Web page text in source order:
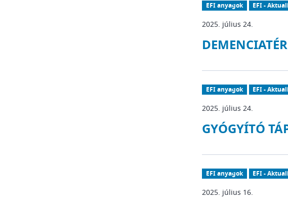
EFI anyagok EFI -
2025. július 24.
EFI anyagok EFI -
2025. július 24.
GYÓGYÍTÓ
EFI anyagok EFI -
2025. július 16.